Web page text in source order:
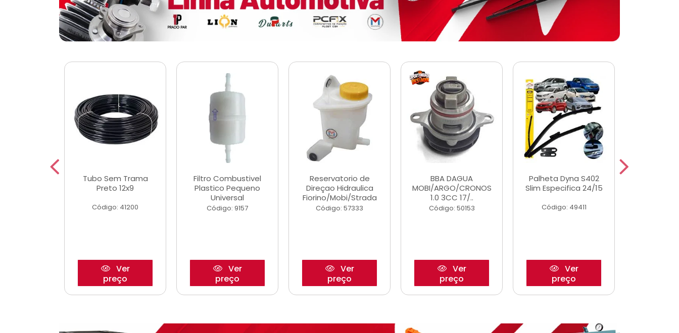
Tubo Sem Trama
Preto 12x9
Código: 41200
Ver
preço
Filtro Combustivel
Plastico Pequeno
Universal
Código: 9157
Ver
preço
Reservatorio de
Direçao Hidraulica
Fiorino/Mobi/Strada
Código: 57333
Ver
preço
BBA DAGUA
MOBI/ARGO/CRONOS
1.0 3CC 17/..
Código: 50153
Ver
preço
Palheta Dyna S402
Slim Especifica 24/15
Código: 49411
Ver
preço